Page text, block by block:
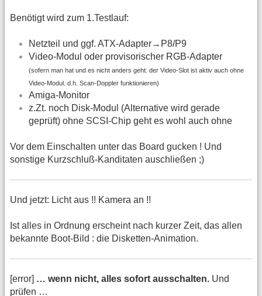
Benötigt wird zum 1.Testlauf:
Netzteil und ggf. ATX-Adapter→P8/P9
Video-Modul oder provisorischer RGB-Adapter
(sofern man hat und es nicht anders geht: der Video-Slot ist aktiv auch ohne
Video-Modul. d.h. Scan-Doppler funktionieren)
Amiga-Monitor
z.Zt. noch Disk-Modul (Alternative wird gerade
geprüft) ohne SCSI-Chip geht es wohl auch ohne
Vor dem Einschalten unter das Board gucken ! Und
sonstige Kurzschluß-Kanditaten auschließen ;)
Und jetzt: Licht aus !! Kamera an !!
Ist alles in Ordnung erscheint nach kurzer Zeit, das allen
bekannte Boot-Bild : die Disketten-Animation.
[error] … wenn nicht, alles sofort ausschalten. Und
prüfen …